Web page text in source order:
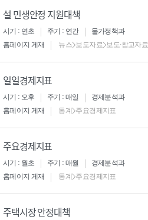
설 민생안정 지원대책
시기 : 연초 주기 : 연간
물가정책과
홈페이지 게재
뉴스>보도자료>보도·참고자료
일일경제지표
시기 : 오후 주기 : 매일
경제분석과
홈페이지 게재
통계>주요경제지표
주요경제지표
시기 : 월초 주기 : 매월
경제분석과
홈페이지 게재
통계>주요경제지표
주택시장 안정대책